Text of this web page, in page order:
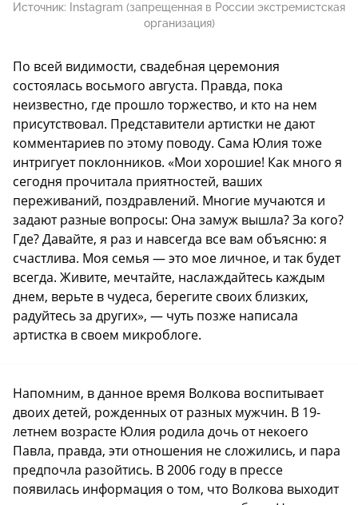
Источник:
Instagram (запрещенная в России экстремистская
организация)
По всей видимости, свадебная церемония
состоялась восьмого августа. Правда, пока
неизвестно, где прошло торжество, и кто на нем
присутствовал. Представители артистки не дают
комментариев по этому поводу. Сама Юлия тоже
интригует поклонников. «Мои хорошие! Как много я
сегодня прочитала приятностей, ваших
переживаний, поздравлений. Многие мучаются и
задают разные вопросы: Она замуж вышла? За кого?
Где? Давайте, я раз и навсегда все вам объясню: я
счастлива. Моя семья — это мое личное, и так будет
всегда. Живите, мечтайте, наслаждайтесь каждым
днем, верьте в чудеса, берегите своих близких,
радуйтесь за других», — чуть позже написала
артистка в своем микроблоге.
Напомним, в данное время Волкова воспитывает
двоих детей, рожденных от разных мужчин. В 19-
летнем возрасте Юлия родила дочь от некоего
Павла, правда, эти отношения не сложились, и пара
предпочла разойтись. В 2006 году в прессе
появилась информация о том, что Волкова выходит